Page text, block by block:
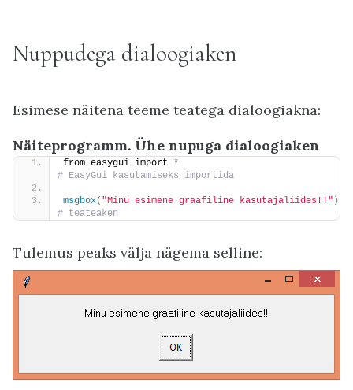
Nuppudega dialoogiaken
Esimese näitena teeme teatega dialoogiakna:
Näiteprogramm. Ühe nupuga dialoogiaken
from easygui import *
# EasyGui kasutamiseks importida
msgbox( "Minu esimene graafiline kasutajaliides!!" )
# teateaken
Tulemus peaks välja nägema selline: